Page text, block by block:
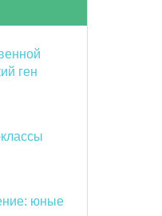
ген
юные